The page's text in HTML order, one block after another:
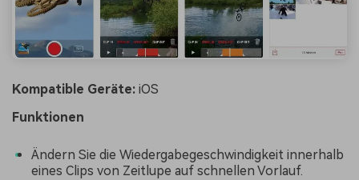
Kompatible Geräte: iOS
Funktionen
Ändern Sie die Wiedergabegeschwindigkeit innerhalb
eines Clips von Zeitlupe auf schnellen Vorlauf.